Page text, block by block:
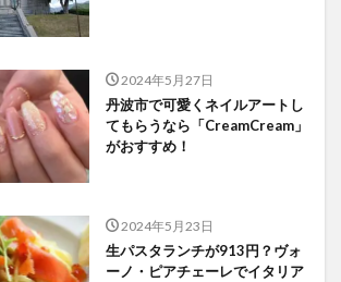
2024年5月27日
丹波市で可愛くネイルアートし
てもらうなら「CreamCream」
がおすすめ！
2024年5月23日
生パスタランチが913円？ヴォ
ーノ・ピアチェーレでイタリア